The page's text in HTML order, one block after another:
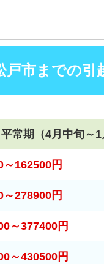
戸市までの引
平常期（4月中旬～1
～162500円
～278900円
～377400円
～430500円